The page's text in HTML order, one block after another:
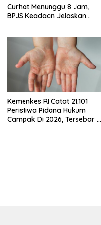
Curhat Menunggu 8 Jam,
BPJS Keadaan Jelaskan
Kemenkes RI Catat 21.101
Peristiwa Pidana Hukum
Campak Di 2026, Tersebar Di